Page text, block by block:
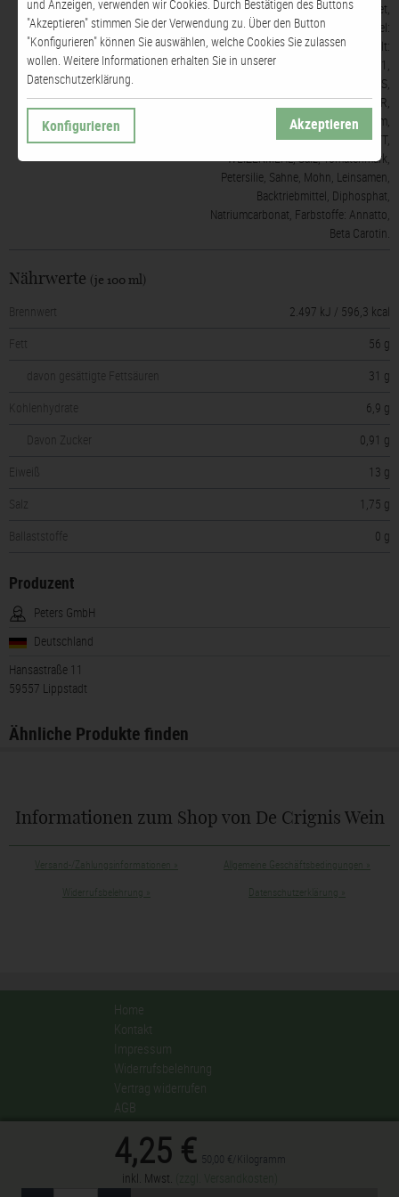
Kokosfett ganz gehärtet,
Sonnenblumenöl, Säuerungsmittel:
Citronensäure), KÄSE 36% enthält:
KUHMILCH, Konservierungsstoff: E251,
WEIZENSTÄRKE, MILCHEIWEISS,
Hühner-EIGELB, Butter, SAHNEPULVER,
Gewürze: Paprika, Pfeffer, Basilikum,
Oregano, BUTTERREINFETT,
WEIZENMEHL, Salz, Tomatenmark,
Petersilie, Sahne, Mohn, Leinsamen,
Backtriebmittel, Diphosphat,
Natriumcarbonat, Farbstoffe: Annatto,
Beta Carotin.
Nährwerte (je 100 ml)
Brennwert
2.497 kJ / 596,3 kcal
Fett
56 g
davon gesättigte Fettsäuren
31 g
Kohlenhydrate
6,9 g
Davon Zucker
0,91 g
Eiweiß
13 g
Salz
1,75 g
Ballaststoffe
0 g
4,25 € 50,00 €/Kilogramm
inkl. Mwst.
Produzent
Peters GmbH
Deutschland
Hansastraße 11
59557 Lippstadt
Ähnliche Produkte finden
Informationen zum Shop von De Crignis Wein
Versand-/Zahlungsinformationen Allgemeine Geschäftsbedingungen
Widerrufsbelehrung Datenschutzerklärung
und Anzeigen, verwenden wir Cookies. Durch Bestätigen des Buttons
"Akzeptieren" stimmen Sie der Verwendung zu. Über den Button
"Konfigurieren" können Sie auswählen, welche Cookies Sie zulassen
wollen. Weitere Informationen erhalten Sie in unserer
Datenschutzerklärung.
Konfigurieren Akzeptieren
Home
Kontakt
Impressum
Widerrufsbelehrung
Vertrag widerrufen
AGB
Datenschutzerklärung
Privatsphäre-Einstellungen ändern